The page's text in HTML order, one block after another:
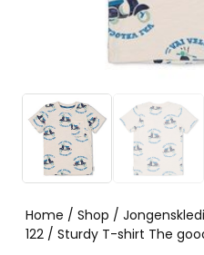
Home / Shop /
122 / Sturdy T-shirt The